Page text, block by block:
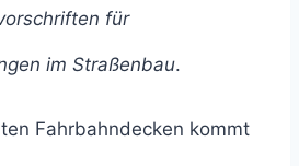
für
im Straßenbau.
Fahrbahndecken kommt